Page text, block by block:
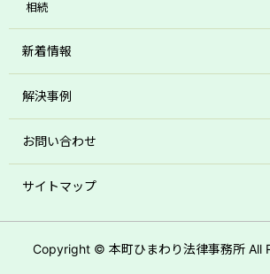
相続
新着情報
解決事例
お問い合わせ
サイトマップ
Copyright © 本町ひまわり法律事務所 All